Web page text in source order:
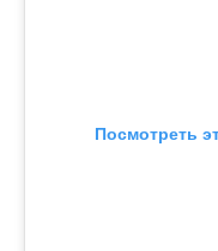
Посмотреть